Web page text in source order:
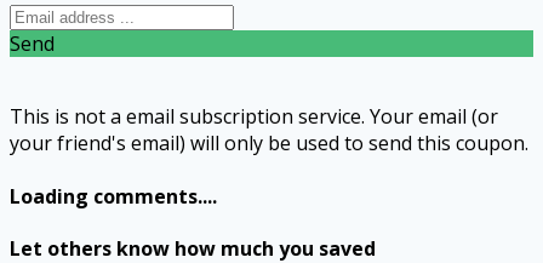
Send
This is not a email subscription service. Your email (or
your friend's email) will only be used to send this coupon.
Loading comments....
Let others know how much you saved